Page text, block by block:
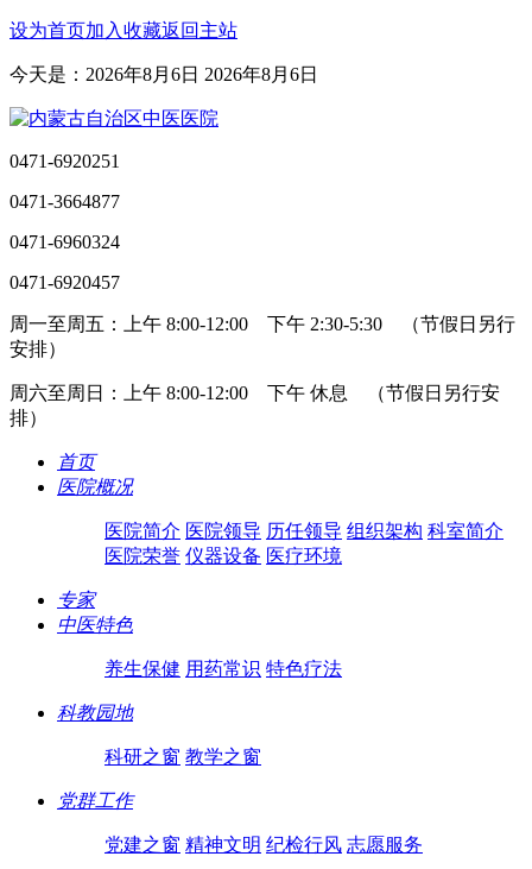
设为首页加入收藏返回主站
今天是：2026年8月6日 2026年8月6日
0471-6920251
0471-3664877
0471-6960324
0471-6920457
周一至周五：上午 8:00-12:00 下午 2:30-5:30 （节假日另行
安排）
周六至周日：上午 8:00-12:00 下午 休息 （节假日另行安
排）
首页
医院概况
医院简介 医院领导 历任领导 组织架构 科室简介
医院荣誉 仪器设备 医疗环境
专家
中医特色
养生保健 用药常识 特色疗法
科教园地
科研之窗 教学之窗
党群工作
党建之窗 精神文明 纪检行风 志愿服务